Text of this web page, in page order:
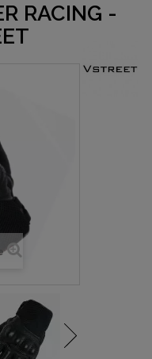
RACING -